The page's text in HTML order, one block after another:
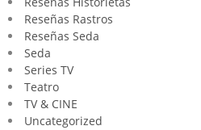
Reseñas Rastros
Reseñas Seda
Seda
Series TV
Teatro
TV & CINE
Uncategorized